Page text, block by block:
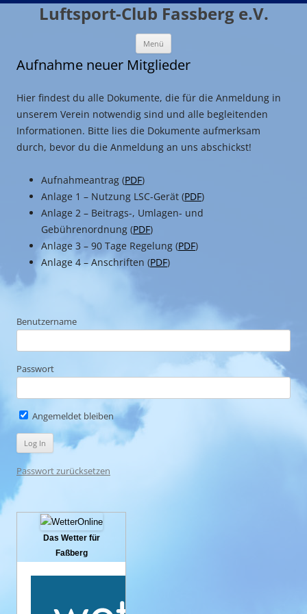
Zum
InhaltLuftsport-Club Fassberg e.V.
Menü
Aufnahme neuer Mitglieder
Hier findest du alle Dokumente, die für die Anmeldung in
unserem Verein notwendig sind und alle begleitenden
Informationen. Bitte lies die Dokumente aufmerksam
durch, bevor du die Anmeldung an uns abschickst!
Aufnahmeantrag (PDF)
Anlage 1 – Nutzung LSC-Gerät (PDF)
Anlage 2 – Beitrags-, Umlagen- und
Gebührenordnung (PDF)
Anlage 3 – 90 Tage Regelung (PDF)
Anlage 4 – Anschriften (PDF)
Benutzername
Passwort
Angemeldet bleiben
Passwort zurücksetzen
Das Wetter für
Faßberg